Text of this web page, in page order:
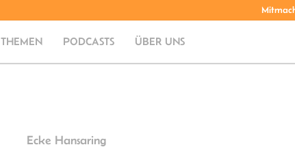
THEMEN PODCASTS ÜBER UNS
Ecke Hansaring